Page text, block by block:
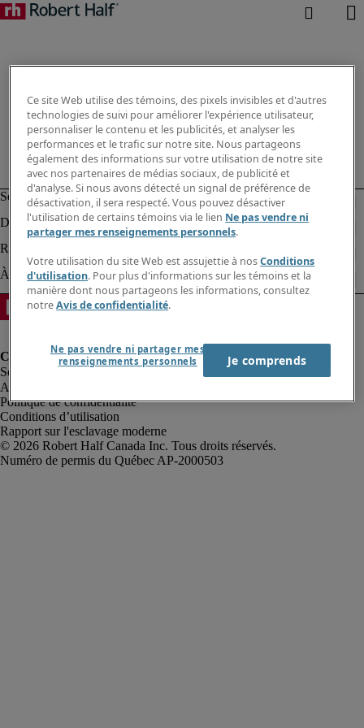
Alerte à la fraude
Politique de confidentialité
Conditions d’utilisation
Rapport sur l'esclavage moderne
Robert Half Canada Inc. Tous droits réservés.
Ce site Web utilise des témoins, des pixels invisibles et d'autres
technologies de suivi pour améliorer l'expérience utilisateur,
personnaliser le contenu et les publicités, et analyser les
performances et le trafic sur notre site. Nous partageons
également des informations sur votre utilisation de notre site
avec nos partenaires de médias sociaux, de publicité et
d'analyse. Si nous avons détecté un signal de préférence de
désactivation, il sera respecté. Vous pouvez désactiver
l'utilisation de certains témoins via le lien Ne pas vendre ni
partager mes renseignements personnels.
Votre utilisation du site Web est assujettie à nosConditions
d'utilisation. Pour plus d'informations sur les témoins et la
manière dont nous partageons les informations, consultez
notreAvis de confidentialité.
Ne pas vendre ni partager mes
renseignements personnels
Je comprends